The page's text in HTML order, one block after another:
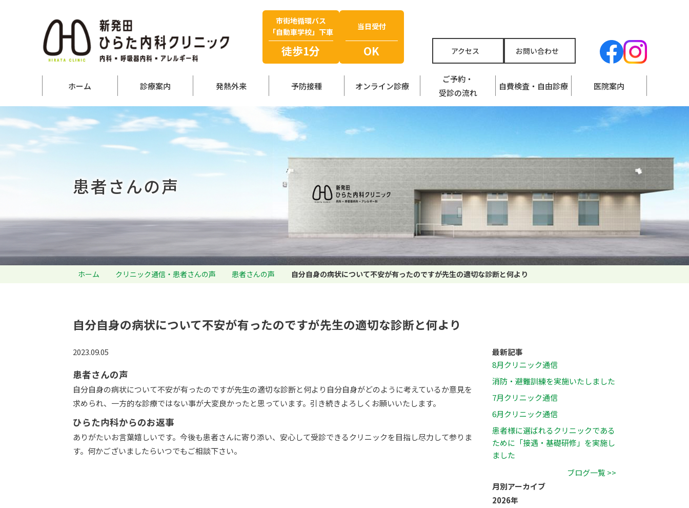
市街地循環バス
「自動車学校」下車
徒歩1分
当日受付
OK アクセス お問い合わせ
ホーム 診療案内 発熱外来 予防接種 オンライン診療
ご予約・
受診の流れ
自費検査・自由診療 医院案内
患者さんの声
ホーム クリニック通信・患者さんの声 患者さんの声 自分自身の病状について不安が有ったのですが先生の適切な診断と何より
自分自身の病状について不安が有ったのですが先生の適切な診断と何より
2023.09.05
患者さんの声
自分自身の病状について不安が有ったのですが先生の適切な診断と何より自分自身がどのように考えているか意見を
求められ、一方的な診療ではない事が大変良かったと思っています。引き続きよろしくお願いいたします。
ひらた内科からのお返事
ありがたいお言葉嬉しいです。今後も患者さんに寄り添い、安心して受診できるクリニックを目指し尽力して参りま
す。何かございましたらいつでもご相談下さい。
最新記事
8月クリニック通信
消防・避難訓練を実施いたしました
7月クリニック通信
6月クリニック通信
患者様に選ばれるクリニックである
ために「接遇・基礎研修」を実施し
ました
ブログ一覧 >>
月別アーカイブ
2026年